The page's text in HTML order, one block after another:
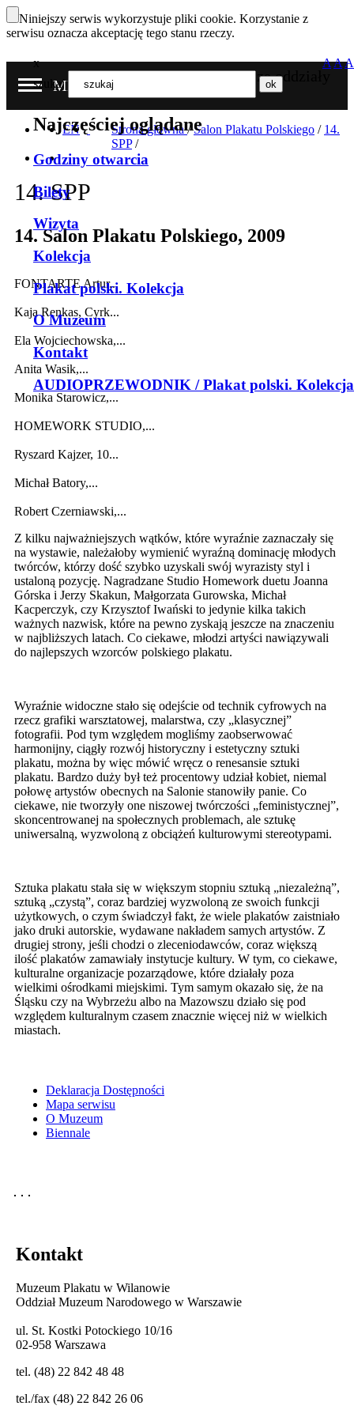
Niniejszy serwis wykorzystuje pliki cookie. Korzystanie z
serwisu oznacza akceptację tego stanu rzeczy.
Nasze oddziały
MENU
x
szukaj
Najczęściej oglądane
Godziny otwarcia
Bilety
Wizyta
Kolekcja
Plakat polski. Kolekcja
O Muzeum
Kontakt
AUDIOPRZEWODNIK / Plakat polski. Kolekcja
AAA
EN Strona główna/ Salon Plakatu Polskiego / 14.
SPP/
14. SPP
14. Salon Plakatu Polskiego, 2009
FONTARTE Artur...
Kaja Renkas, Cyrk...
Ela Wojciechowska,...
Anita Wasik,...
Monika Starowicz,...
HOMEWORK STUDIO,...
Ryszard Kajzer, 10...
Michał Batory,...
Robert Czerniawski,...
Z kilku najważniejszych wątków, które wyraźnie zaznaczały się
na wystawie, należałoby wymienić wyraźną dominację młodych
twórców, którzy dość szybko uzyskali swój wyrazisty styl i
ustaloną pozycję. Nagradzane Studio Homework duetu Joanna
Górska i Jerzy Skakun, Małgorzata Gurowska, Michał
Kacperczyk, czy Krzysztof Iwański to jedynie kilka takich
ważnych nazwisk, które na pewno zyskają jeszcze na znaczeniu
w najbliższych latach. Co ciekawe, młodzi artyści nawiązywali
do najlepszych wzorców polskiego plakatu.
Wyraźnie widoczne stało się odejście od technik cyfrowych na
rzecz grafiki warsztatowej, malarstwa, czy „klasycznej”
fotografii. Pod tym względem mogliśmy zaobserwować
harmonijny, ciągły rozwój historyczny i estetyczny sztuki
plakatu, można by więc mówić wręcz o renesansie sztuki
plakatu. Bardzo duży był też procentowy udział kobiet, niemal
połowę artystów obecnych na Salonie stanowiły panie. Co
ciekawe, nie tworzyły one niszowej twórczości „feministycznej”,
skoncentrowanej na społecznych problemach, ale sztukę
uniwersalną, wyzwoloną z obciążeń kulturowymi stereotypami.
Sztuka plakatu stała się w większym stopniu sztuką „niezależną”,
sztuką „czystą”, coraz bardziej wyzwoloną ze swoich funkcji
użytkowych, o czym świadczył fakt, że wiele plakatów zaistniało
jako druki autorskie, wydawane nakładem samych artystów. Z
drugiej strony, jeśli chodzi o zleceniodawców, coraz większą
ilość plakatów zamawiały instytucje kultury. W tym, co ciekawe,
kulturalne organizacje pozarządowe, które działały poza
wielkimi ośrodkami miejskimi. Tym samym okazało się, że na
Śląsku czy na Wybrzeżu albo na Mazowszu działo się pod
względem kulturalnym czasem znacznie więcej niż w wielkich
miastach.
Deklaracja Dostępności
Mapa serwisu
O Muzeum
Biennale
Kontakt
Muzeum Plakatu w Wilanowie
Oddział Muzeum Narodowego w Warszawie
ul. St. Kostki Potockiego 10/16
02-958 Warszawa
tel. (48) 22 842 48 48
tel./fax (48) 22 842 26 06